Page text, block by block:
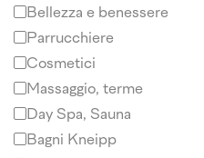
Bellezza e benessere
Parrucchiere
Cosmetici
Massaggio, terme
Day Spa, Sauna
Bagni Kneipp